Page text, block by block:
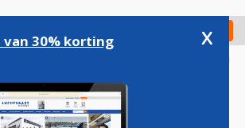
Check in
30% korting x